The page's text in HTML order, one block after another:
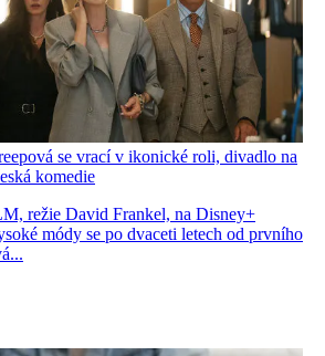
se vrací v ikonické roli, divadlo na
komedie
režie David Frankel, na Disney+
módy se po dvaceti letech od prvního